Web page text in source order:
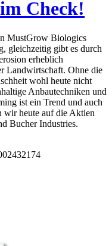
Check!
MustGrow Biologics
gleichzeitig gibt es durch
erheblich
Landwirtschaft. Ohne die
wohl heute nicht
Anbautechniken und
ist ein Trend und auch
wir heute auf die Aktien
Bucher Industries.